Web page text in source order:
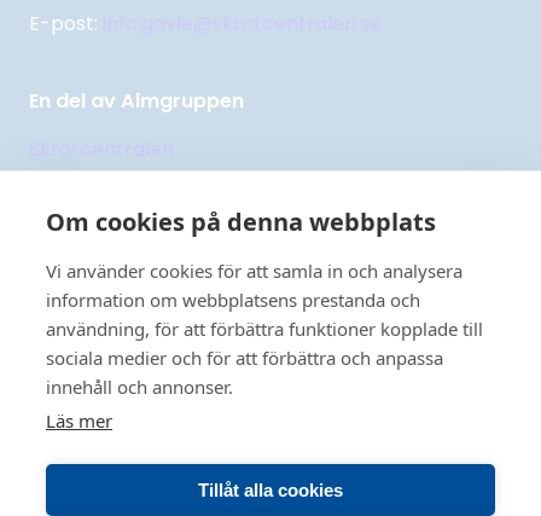
Om cookies på denna webbplats
Vi använder cookies för att samla in och analysera
information om webbplatsens prestanda och
användning, för att förbättra funktioner kopplade till
sociala medier och för att förbättra och anpassa
innehåll och annonser.
Läs mer
Tillåt alla cookies
E-post:
En del av Almgruppen
UppsalaHandelsstål
Handelsstål Gävle
Nordic Recycling
Åkerbloms Skrotaffär
Cookiepolicy